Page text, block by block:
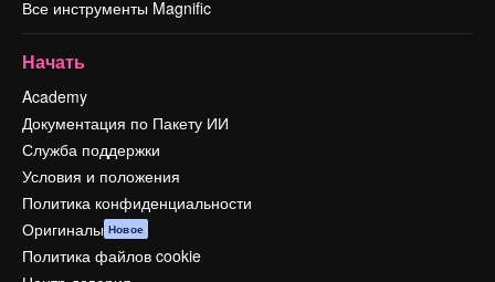
Все инструменты Magnific
Начать
Academy
Документация по Пакету ИИ
Служба поддержки
Условия и положения
Политика конфиденциальности
Оригиналы Новое
Политика файлов cookie